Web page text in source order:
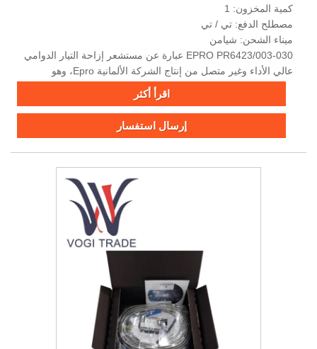
كمية المخزون: 1
مصطلح الدفع: تي / تي
ميناء الشحن: شيامن
EPRO PR6423/003-030 عبارة عن مستشعر إزاحة التيار الدوامي
عالي الأداء وغير متصل من إنتاج الشركة الألمانية Epro، وهو
مصمم خصيصًا لمراقبة حالة الآلات الدوارة الهامة وحمايتها.
اقرأ أكثر
إرسال استفسار